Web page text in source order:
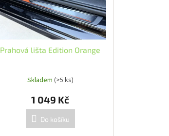
Prahová lišta Edition Orange
Skladem (>5 ks)
1 049 Kč
Do košíku